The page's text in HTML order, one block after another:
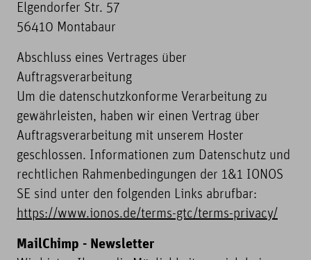
Elgendorfer Str. 57
56410 Montabaur
Abschluss eines Vertrages über
Auftragsverarbeitung
Um die datenschutzkonforme Verarbeitung zu
gewährleisten, haben wir einen Vertrag über
Auftragsverarbeitung mit unserem Hoster
geschlossen. Informationen zum Datenschutz und
rechtlichen Rahmenbedingungen der 1&1 IONOS
SE sind unter den folgenden Links abrufbar:
https://www.ionos.de/terms-gtc/terms-privacy/
MailChimp - Newsletter